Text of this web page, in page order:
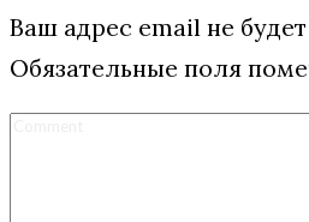
Ваш адрес email не
Обязательные поля